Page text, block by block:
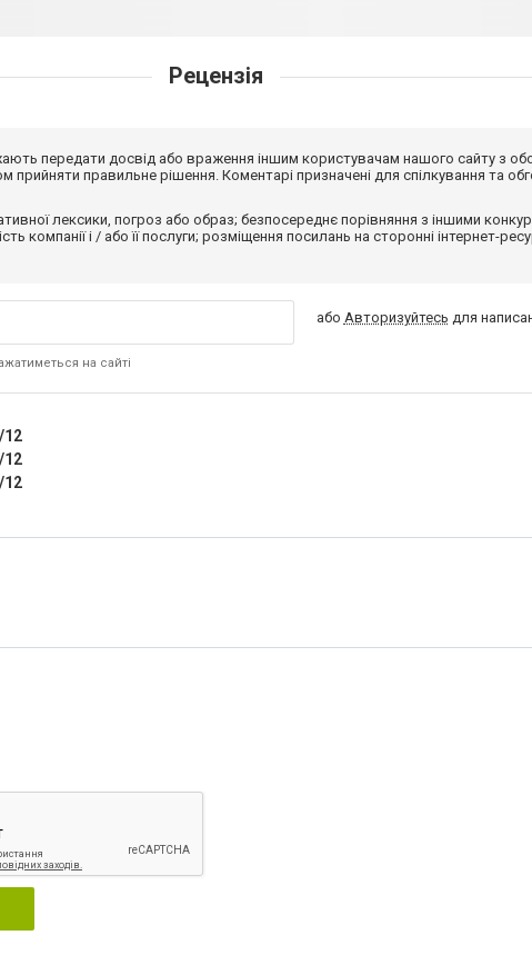
Рецензія
передати досвід або враження іншим користувачам нашого сайту з
прийняти правильне рішення. Коментарі призначені для спілкування та
лексики, погроз або образ; безпосереднє порівняння з іншими
компанії і / або її послуги; розміщення посилань на сторонні інтернет-
на сайті
або Авторизуйтесь для
12
12
12